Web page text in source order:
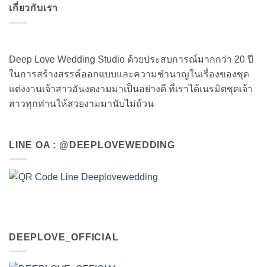
เกี่ยวกับเรา
Deep Love Wedding Studio ด้วยประสบการณ์มากกว่า 20 ปี
ในการสร้างสรรค์ออกแบบและความชำนาญในเรื่องของชุด
แต่งงานเจ้าสาวอันงดงามมาเป็นอย่างดี ที่เราได้เนรมิตชุดเจ้า
สาวทุกท่านให้สวยงามมานับไม่ถ้วน
LINE OA : @DEEPLOVEWEDDING
DEEPLOVE_OFFICIAL